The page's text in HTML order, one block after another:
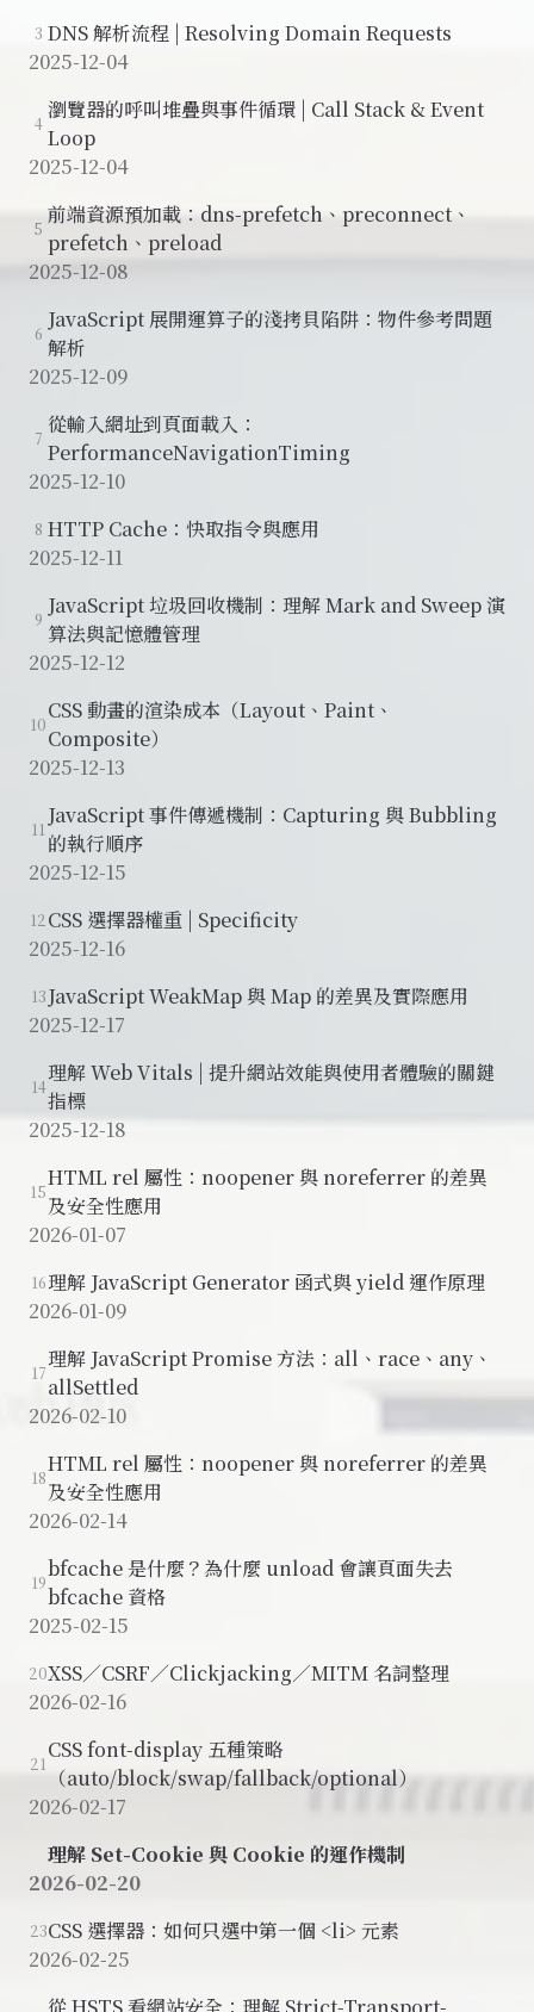
3 DNS 解析流程 | Resolving Domain Requests
2025-12-04
4
瀏覽器的呼叫堆疊與事件循環 | Call Stack & Event
Loop
2025-12-04
5
前端資源預加載：dns-prefetch、preconnect、
prefetch、preload
2025-12-08
6
JavaScript 展開運算子的淺拷貝陷阱：物件參考問題
解析
2025-12-09
7
從輸入網址到頁面載入：
PerformanceNavigationTiming
2025-12-10
8 HTTP Cache：快取指令與應用
2025-12-11
9
JavaScript 垃圾回收機制：理解 Mark and Sweep 演
算法與記憶體管理
2025-12-12
10
CSS 動畫的渲染成本（Layout、Paint、
Composite）
2025-12-13
11
JavaScript 事件傳遞機制：Capturing 與 Bubbling
的執行順序
2025-12-15
12 CSS 選擇器權重 | Specificity
2025-12-16
13JavaScript WeakMap 與 Map 的差異及實際應用
2025-12-17
14
理解 Web Vitals | 提升網站效能與使用者體驗的關鍵
指標
2025-12-18
15
HTML rel 屬性：noopener 與 noreferrer 的差異
及安全性應用
2026-01-07
16理解 JavaScript Generator 函式與 yield 運作原理
2026-01-09
17
理解 JavaScript Promise 方法：all、race、any、
allSettled
2026-02-10
18
HTML rel 屬性：noopener 與 noreferrer 的差異
及安全性應用
2026-02-14
19
bfcache 是什麼？為什麼 unload 會讓頁面失去
bfcache 資格
2025-02-15
20XSS／CSRF／Clickjacking／MITM 名詞整理
2026-02-16
21
CSS font-display 五種策略
（auto/block/swap/fallback/optional）
2026-02-17
理解 Set-Cookie 與 Cookie 的運作機制
2026-02-20
23CSS 選擇器：如何只選中第一個 <li> 元素
2026-02-25